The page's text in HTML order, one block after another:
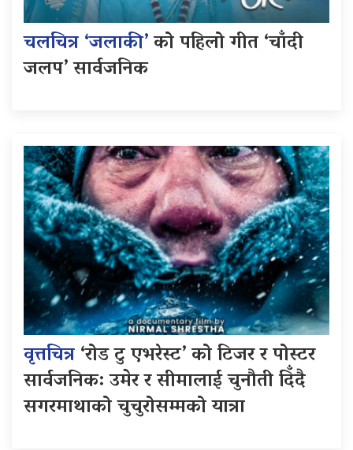
चलचित्र ‘जलाकी’को पहिलो गीत ‘चाँदी
जलप’ सार्वजनिक
वृत्तचित्र‘रोड टु एभरेस्ट’ को टिजर र पोस्टर
सार्वजनिक: उमेर र सीमालाई चुनौती दिँदै
सगरमाथाको चुचुरोसम्मको यात्रा